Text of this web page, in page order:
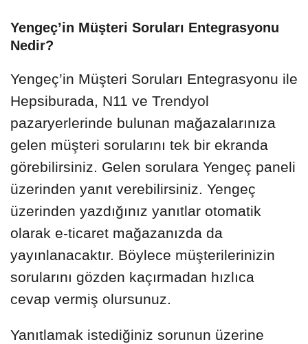
Yengeç’in Müşteri Soruları Entegrasyonu
Nedir?
Yengeç’in Müşteri Soruları Entegrasyonu ile
Hepsiburada, N11 ve Trendyol
pazaryerlerinde bulunan mağazalarınıza
gelen müşteri sorularını tek bir ekranda
görebilirsiniz. Gelen sorulara Yengeç paneli
üzerinden yanıt verebilirsiniz. Yengeç
üzerinden yazdığınız yanıtlar otomatik
olarak e-ticaret mağazanızda da
yayınlanacaktır. Böylece müşterilerinizin
sorularını gözden kaçırmadan hızlıca
cevap vermiş olursunuz.
Yanıtlamak istediğiniz sorunun üzerine